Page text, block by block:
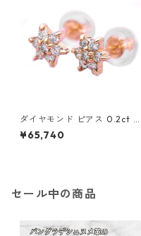
ダイヤモンド ピアス 0.2ct K1
8 イエローゴールド 0.2カラッ
ト 花 フラワーモチーフ ピアス
¥65,740
セール中の商品